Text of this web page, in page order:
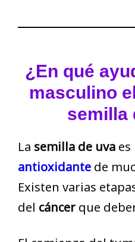
¿En qué
masculino
semilla
La semilla de uva
antioxidante de
Existen varias
del cáncer que